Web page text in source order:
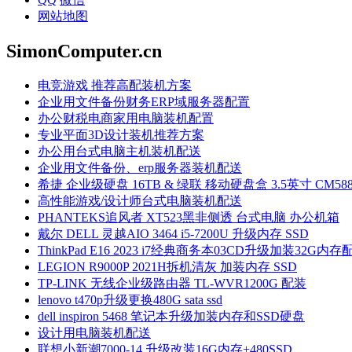
网站地图
SimonComputer.cn
电竞游戏 推荐高配装机方案
企业用文件备份财务ERP域服务器配置
办公财税电商家用电脑装机配置
专业平面3D设计装机推荐方案
办公用台式电脑主机装机配送
企业用文件备份、erp服务器装机配送
希捷 企业级硬盘 16TB & 绿联 移动硬盘盒 3.5英寸
高性能游戏/设计师台式电脑装机配送
PHANTEKS追风者 XT523黑非侧透 台式电脑 办公机箱
戴尔 DELL 灵越AIO 3464 i5-7200U 升级内存 SSD
ThinkPad E16 2023 i7经典商务本03CD升级加装32G内存
LEGION R9000P 2021H拆机清灰 加装内存 SSD
TP-LINK 无线企业级路由器 TL-WVR1200G 配装
lenovo t470p升级更换480G sata ssd
dell inspiron 5468 笔记本升级加装内存和SSD硬盘
设计用电脑装机配送
联想小新潮7000-14 升级改装16G内存+480SSD